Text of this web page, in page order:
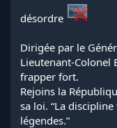
désordre
Dirigée par le
Lieutenant-Colonel
frapper fort.
Rejoins la
sa loi. “La
légendes.”